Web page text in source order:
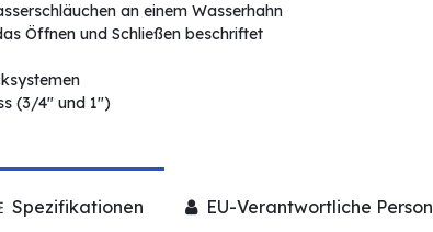
an einem Wasserhahn
Öffnen und Schließen beschriftet
(3/4" und 1")
Spezifikationen EU-Verantwortliche Person